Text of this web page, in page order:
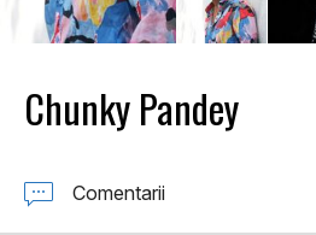
Chunky Pandey
Comentarii